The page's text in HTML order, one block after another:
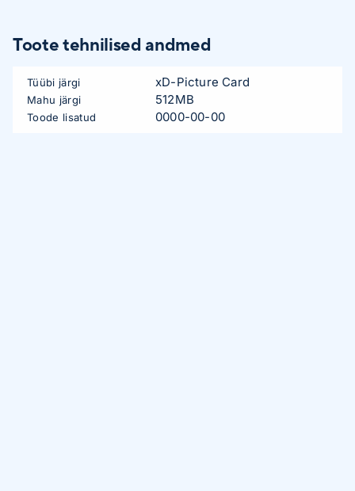
Toote tehnilised andmed
Tüübi järgi xD-Picture Card
Mahu järgi 512MB
Toode lisatud 0000-00-00